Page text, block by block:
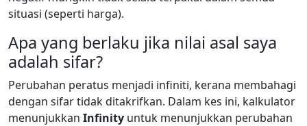
situasi (seperti harga).
Apa yang berlaku jika nilai asal saya
adalah sifar?
Perubahan peratus menjadi infiniti, kerana membahagi
dengan sifar tidak ditakrifkan. Dalam kes ini, kalkulator
menunjukkan Infinity untuk menunjukkan perubahan